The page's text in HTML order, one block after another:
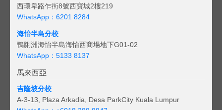
西環卑路乍街8號西寶城2樓219
WhatsApp：6201 8284
海怡半島分校
鴨脷洲海怡半島海怡西商場地下G01-02
WhatsApp：5133 8137
馬來西亞
吉隆坡分校
A-3-13, Plaza Arkadia, Desa ParkCity Kuala Lumpur